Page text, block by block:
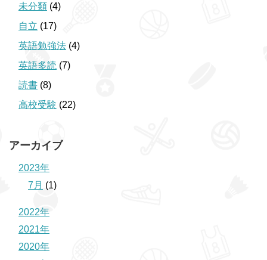
未分類 (4)
自立 (17)
英語勉強法 (4)
英語多読 (7)
読書 (8)
高校受験 (22)
アーカイブ
2023年
7月 (1)
2022年
2021年
2020年